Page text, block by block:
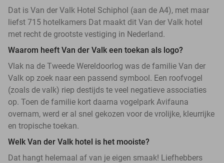
Dat is Van der Valk Hotel Schiphol (aan de A4), met maar
liefst 715 hotelkamers Dat maakt dit Van der Valk hotel
met recht de grootste vestiging in Nederland.
Waarom heeft Van der Valk een toekan als logo?
Vlak na de Tweede Wereldoorlog was de familie Van der
Valk op zoek naar een passend symbool. Een roofvogel
(zoals de valk) riep destijds te veel negatieve associaties
op. Toen de familie kort daarna vogelpark Avifauna
overnam, werd er al snel gekozen voor de vrolijke, kleurrijke
en tropische toekan.
Welk Van der Valk hotel is het mooiste?
Dat hangt helemaal af van je eigen smaak! Liefhebbers